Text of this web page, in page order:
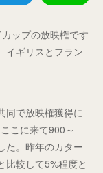
ップの放映権です
イギリスとフラン
同で放映権獲得に
こに来て900～
た。昨年のカター
比較して5%程度と